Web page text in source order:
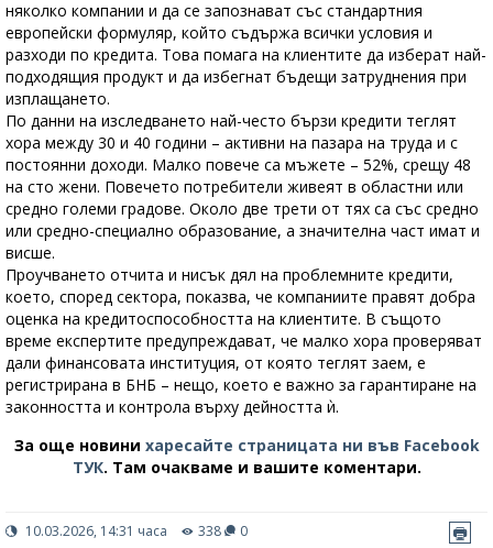
няколко компании и да се запознават със стандартния
европейски формуляр, който съдържа всички условия и
разходи по кредита. Това помага на клиентите да изберат най-
подходящия продукт и да избегнат бъдещи затруднения при
изплащането.
По данни на изследването най-често бързи кредити теглят
хора между 30 и 40 години – активни на пазара на труда и с
постоянни доходи. Малко повече са мъжете – 52%, срещу 48
на сто жени. Повечето потребители живеят в областни или
средно големи градове. Около две трети от тях са със средно
или средно-специално образование, а значителна част имат и
висше.
Проучването отчита и нисък дял на проблемните кредити,
което, според сектора, показва, че компаниите правят добра
оценка на кредитоспособността на клиентите. В същото
време експертите предупреждават, че малко хора проверяват
дали финансовата институция, от която теглят заем, е
регистрирана в БНБ – нещо, което е важно за гарантиране на
законността и контрола върху дейността ѝ.
За още новини харесайте страницата ни във Facebook
ТУК. Там очакваме и вашите коментари.
10.03.2026, 14:31 часа 338 0